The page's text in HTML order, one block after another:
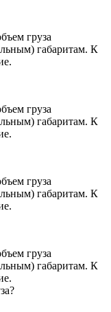
груза
габаритам. К
груза
габаритам. К
груза
габаритам. К
груза
габаритам. К